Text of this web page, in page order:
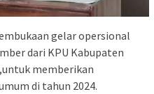
gelar opersional
dari KPU Kabupaten
memberikan
di tahun 2024.